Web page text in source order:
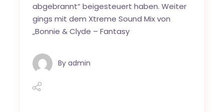
abgebrannt“ beigesteuert haben. Weiter
gings mit dem Xtreme Sound Mix von
„Bonnie & Clyde – Fantasy
By admin